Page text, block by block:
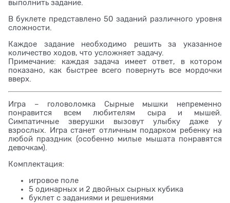
выполнить задание.
В буклете представлено 50 заданий различного уровня
сложности.
Каждое задание необходимо решить за указанное
количество ходов, что усложняет задачу.
Примечание: каждая задача имеет ответ, в котором
показано, как быстрее всего повернуть все мордочки
вверх.
Игра – головоломка Сырные мышки непременно
понравится всем любителям сыра и мышей.
Симпатичные зверушки вызовут улыбку даже у
взрослых. Игра станет отличным подарком ребенку на
любой праздник (особенно милые мышата понравятся
девочкам).
Комплектация:
игровое поле
5 одинарных и 2 двойных сырных кубика
буклет с заданиями и решениями